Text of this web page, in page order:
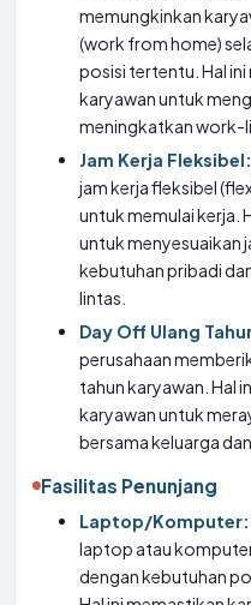
memungkinkan
(work from home)
posisi tertentu. Hal
karyawan untuk
meningkatkan work-
Jam Kerja Fleksibel:
jam kerja fleksibel
untuk memulai kerja.
untuk menyesuaikan
kebutuhan pribadi
lintas.
Day Off Ulang
perusahaan
tahun karyawan. Hal
karyawan untuk
bersama keluarga
Fasilitas Penunjang
Laptop/Komputer:
laptop atau
dengan kebutuhan